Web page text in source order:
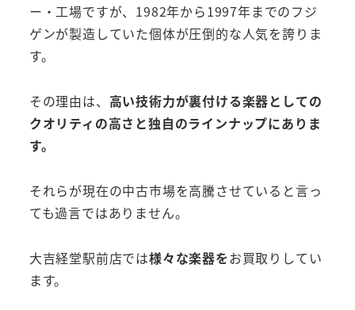
ー・工場ですが、1982年から1997年までのフジ
ゲンが製造していた個体が圧倒的な人気を誇りま
す。
その理由は、 高い技術力が裏付ける楽器としての
クオリティの高さと独自のラインナップにありま
す。
それらが現在の中古市場を高騰させていると言っ
ても過言ではありません。
大吉経堂駅前店では様々な楽器をお買取りしてい
ます。